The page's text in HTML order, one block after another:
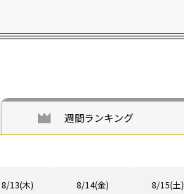
週間ランキング
8/13(木) 8/14(金) 8/15(土)